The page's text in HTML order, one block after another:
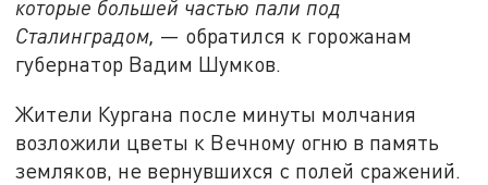
которые большей частью пали под
Сталинградом, — обратился к горожанам
губернатор Вадим Шумков.
Жители Кургана после минуты молчания
возложили цветы к Вечному огню в память
земляков, не вернувшихся с полей сражений.